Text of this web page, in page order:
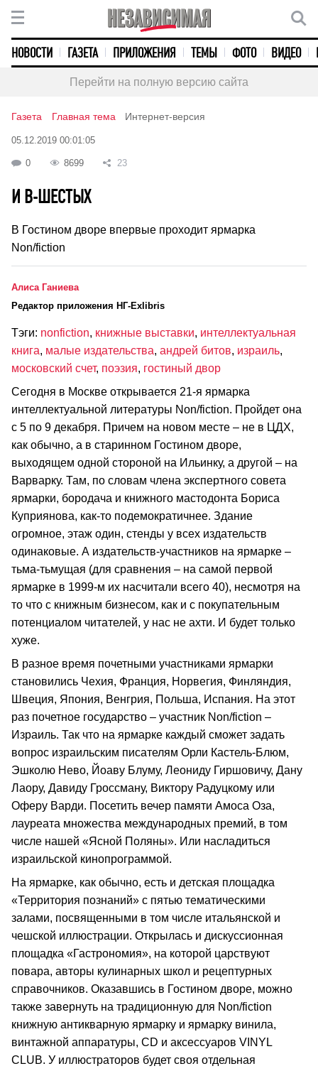
НОВОСТИ ГАЗЕТА ПРИЛОЖЕНИЯ ТЕМЫ ФОТО ВИДЕО
Перейти на полную версию сайта
Газета Главная тема Интернет-версия
05.12.2019 00:01:05
0 8699 23
И В-ШЕСТЫХ
В Гостином дворе впервые проходит ярмарка
Non/fiction
Алиса Ганиева
Редактор приложения НГ-Exlibris
Тэги: nonfiction, книжные выставки, интеллектуальная
книга, малые издательства, андрей битов, израиль,
московский счет, поэзия, гостиный двор
Сегодня в Москве открывается 21-я ярмарка
интеллектуальной литературы Non/fiction. Пройдет она
с 5 по 9 декабря. Причем на новом месте – не в ЦДХ,
как обычно, а в старинном Гостином дворе,
выходящем одной стороной на Ильинку, а другой – на
Варварку. Там, по словам члена экспертного совета
ярмарки, бородача и книжного мастодонта Бориса
Куприянова, как-то подемократичнее. Здание
огромное, этаж один, стенды у всех издательств
одинаковые. А издательств-участников на ярмарке –
тьма-тьмущая (для сравнения – на самой первой
ярмарке в 1999-м их насчитали всего 40), несмотря на
то что с книжным бизнесом, как и с покупательным
потенциалом читателей, у нас не ахти. И будет только
хуже.
В разное время почетными участниками ярмарки
становились Чехия, Франция, Норвегия, Финляндия,
Швеция, Япония, Венгрия, Польша, Испания. На этот
раз почетное государство – участник Non/fiction –
Израиль. Так что на ярмарке каждый сможет задать
вопрос израильским писателям Орли Кастель-Блюм,
Эшколю Нево, Йоаву Блуму, Леониду Гиршовичу, Дану
Лаору, Давиду Гроссману, Виктору Радуцкому или
Оферу Варди. Посетить вечер памяти Амоса Оза,
лауреата множества международных премий, в том
числе нашей «Ясной Поляны». Или насладиться
израильской кинопрограммой.
На ярмарке, как обычно, есть и детская площадка
«Территория познаний» с пятью тематическими
залами, посвященными в том числе итальянской и
чешской иллюстрации. Открылась и дискуссионная
площадка «Гастрономия», на которой царствуют
повара, авторы кулинарных школ и рецептурных
справочников. Оказавшись в Гостином дворе, можно
также завернуть на традиционную для Non/fiction
книжную антикварную ярмарку и ярмарку винила,
винтажной аппаратуры, СD и аксессуаров VINYL
CLUB. У иллюстраторов будет своя отдельная